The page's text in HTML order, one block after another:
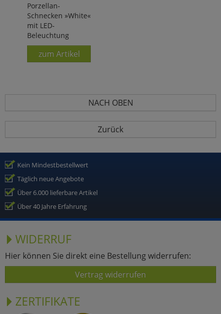
Porzellan-
Schnecken »White«
mit LED-
Beleuchtung
zum Artikel
NACH OBEN
Zurück
Kein Mindestbestellwert
Täglich neue Angebote
Über 6.000 lieferbare Artikel
Über 40 Jahre Erfahrung
WIDERRUF
Hier können Sie direkt eine Bestellung widerrufen:
Vertrag widerrufen
ZERTIFIKATE